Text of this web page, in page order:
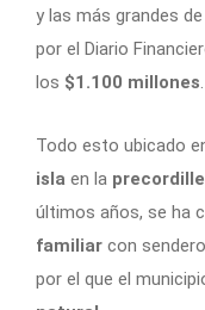
y las más grandes
por el Diario
los $1.100 millones.
Todo esto ubicado
isla en la
últimos años, se ha
familiar con
por el que el